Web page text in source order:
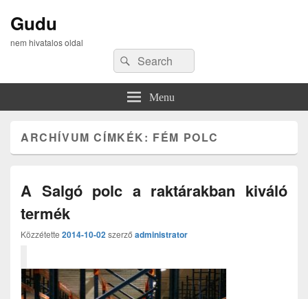
Gudu
nem hivatalos oldal
Search
for:
Search
Menu
ARCHÍVUM CÍMKÉK: FÉM POLC
A Salgó polc a raktárakban kiváló
termék
Közzétette 2014-10-02szerző administrator